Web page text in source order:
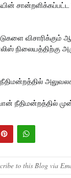
விசாரிக்கும்
நிலையத்திற்கு
நீதிமன்றத்தில்
to this Blog via